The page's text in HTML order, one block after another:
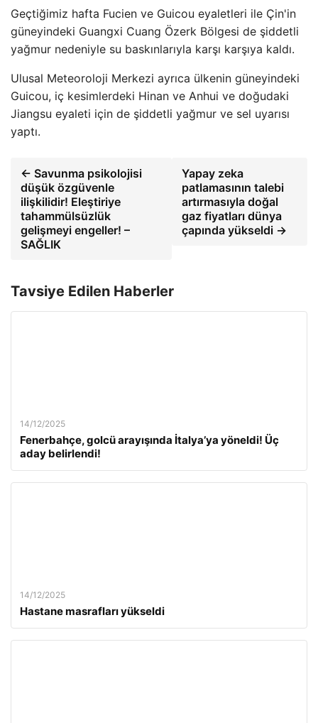
Geçtiğimiz hafta Fucien ve Guicou eyaletleri ile Çin'in
güneyindeki Guangxi Cuang Özerk Bölgesi de şiddetli
yağmur nedeniyle su baskınlarıyla karşı karşıya kaldı.
Ulusal Meteoroloji Merkezi ayrıca ülkenin güneyindeki
Guicou, iç kesimlerdeki Hinan ve Anhui ve doğudaki
Jiangsu eyaleti için de şiddetli yağmur ve sel uyarısı
yaptı.
← Savunma psikolojisi
düşük özgüvenle
ilişkilidir! Eleştiriye
tahammülsüzlük
gelişmeyi engeller! –
SAĞLIK
Yapay zeka
patlamasının talebi
artırmasıyla doğal
gaz fiyatları dünya
çapında yükseldi →
Tavsiye Edilen Haberler
14/12/2025
Fenerbahçe, golcü arayışında İtalya’ya yöneldi! Üç
aday belirlendi!
14/12/2025
Hastane masrafları yükseldi